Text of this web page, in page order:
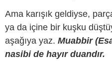
Ama karışık geldiyse,
ya da içine bir kuşku
aşağıya yaz. Muabbir
nasibi de hayır duandır.